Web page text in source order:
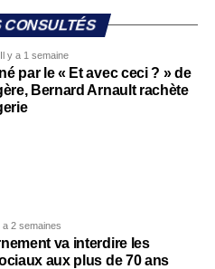
CONSULTÉS
Il y a 1 semaine
par le « Et avec ceci ? » de
Bernard Arnault rachète
a 2 semaines
va interdire les
aux plus de 70 ans